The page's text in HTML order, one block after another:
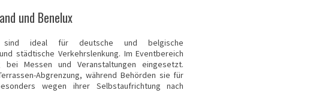
und Benelux
sind ideal für deutsche und belgische
städtische Verkehrslenkung. Im Eventbereich
Messen und Veranstaltungen eingesetzt.
Abgrenzung, während Behörden sie für
wegen ihrer Selbstaufrichtung nach